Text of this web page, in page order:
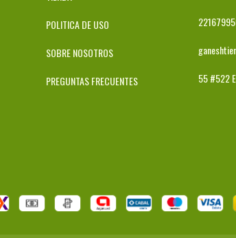
POLITICA DE USO
SOBRE NOSOTROS
PREGUNTAS FRECUENTES
55 #522